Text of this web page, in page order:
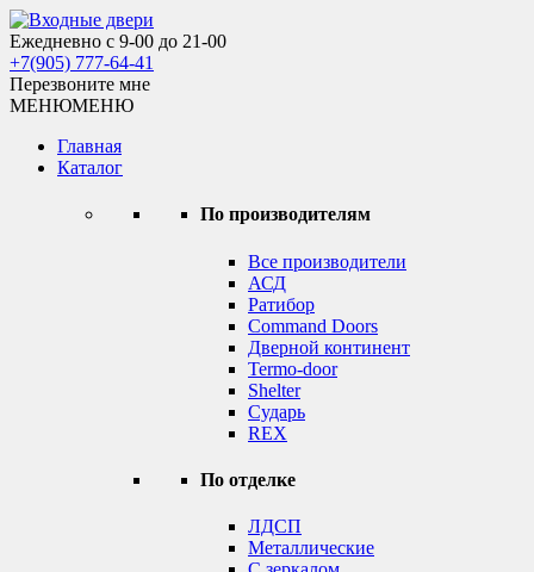
Skip
to
content
Входные двери
Ежедневно с 9-00 до 21-00
+7(905) 777-64-41
Перезвоните мне
МЕНЮМЕНЮ
Главная
Каталог
По производителям
Все производители
АСД
Ратибор
Command Doors
Дверной континент
Termo-door
Shelter
Сударь
REX
По отделке
ЛДСП
Металлические